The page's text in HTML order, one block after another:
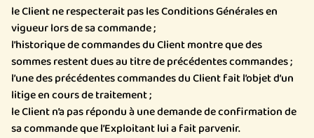
le Client ne respecterait pas les Conditions Générales en
vigueur lors de sa commande ;
l’historique de commandes du Client montre que des
sommes restent dues au titre de précédentes commandes ;
l’une des précédentes commandes du Client fait l’objet d’un
litige en cours de traitement ;
le Client n’a pas répondu à une demande de confirmation de
sa commande que l’Exploitant lui a fait parvenir.